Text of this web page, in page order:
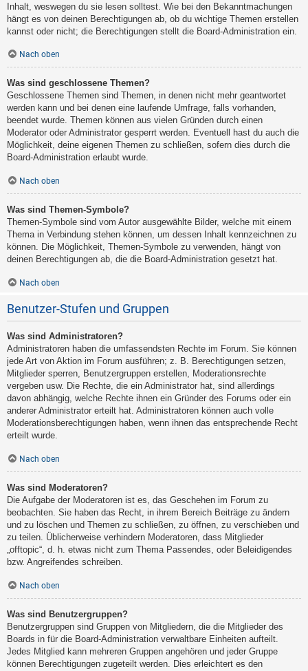
Inhalt, weswegen du sie lesen solltest. Wie bei den Bekanntmachungen
hängt es von deinen Berechtigungen ab, ob du wichtige Themen erstellen
kannst oder nicht; die Berechtigungen stellt die Board-Administration ein.
Nach oben
Was sind geschlossene Themen?
Geschlossene Themen sind Themen, in denen nicht mehr geantwortet
werden kann und bei denen eine laufende Umfrage, falls vorhanden,
beendet wurde. Themen können aus vielen Gründen durch einen
Moderator oder Administrator gesperrt werden. Eventuell hast du auch die
Möglichkeit, deine eigenen Themen zu schließen, sofern dies durch die
Board-Administration erlaubt wurde.
Nach oben
Was sind Themen-Symbole?
Themen-Symbole sind vom Autor ausgewählte Bilder, welche mit einem
Thema in Verbindung stehen können, um dessen Inhalt kennzeichnen zu
können. Die Möglichkeit, Themen-Symbole zu verwenden, hängt von
deinen Berechtigungen ab, die die Board-Administration gesetzt hat.
Nach oben
Benutzer-Stufen und Gruppen
Was sind Administratoren?
Administratoren haben die umfassendsten Rechte im Forum. Sie können
jede Art von Aktion im Forum ausführen; z. B. Berechtigungen setzen,
Mitglieder sperren, Benutzergruppen erstellen, Moderationsrechte
vergeben usw. Die Rechte, die ein Administrator hat, sind allerdings
davon abhängig, welche Rechte ihnen ein Gründer des Forums oder ein
anderer Administrator erteilt hat. Administratoren können auch volle
Moderationsberechtigungen haben, wenn ihnen das entsprechende Recht
erteilt wurde.
Nach oben
Was sind Moderatoren?
Die Aufgabe der Moderatoren ist es, das Geschehen im Forum zu
beobachten. Sie haben das Recht, in ihrem Bereich Beiträge zu ändern
und zu löschen und Themen zu schließen, zu öffnen, zu verschieben und
zu teilen. Üblicherweise verhindern Moderatoren, dass Mitglieder
„offtopic“, d. h. etwas nicht zum Thema Passendes, oder Beleidigendes
bzw. Angreifendes schreiben.
Nach oben
Was sind Benutzergruppen?
Benutzergruppen sind Gruppen von Mitgliedern, die die Mitglieder des
Boards in für die Board-Administration verwaltbare Einheiten aufteilt.
Jedes Mitglied kann mehreren Gruppen angehören und jeder Gruppe
können Berechtigungen zugeteilt werden. Dies erleichtert es den